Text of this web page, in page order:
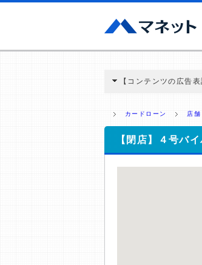
【コンテンツの広告表
ミ収集などに基づき、
>提携企業一覧
カードローン 店舗
【閉店】４号バ